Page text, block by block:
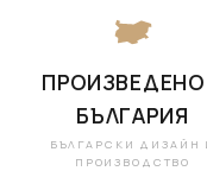
ПРОИЗВЕДЕНО
БЪЛГАРИЯ
БЪЛГАРСКИ ДИЗАЙН
ПРОИЗВОДСТВО